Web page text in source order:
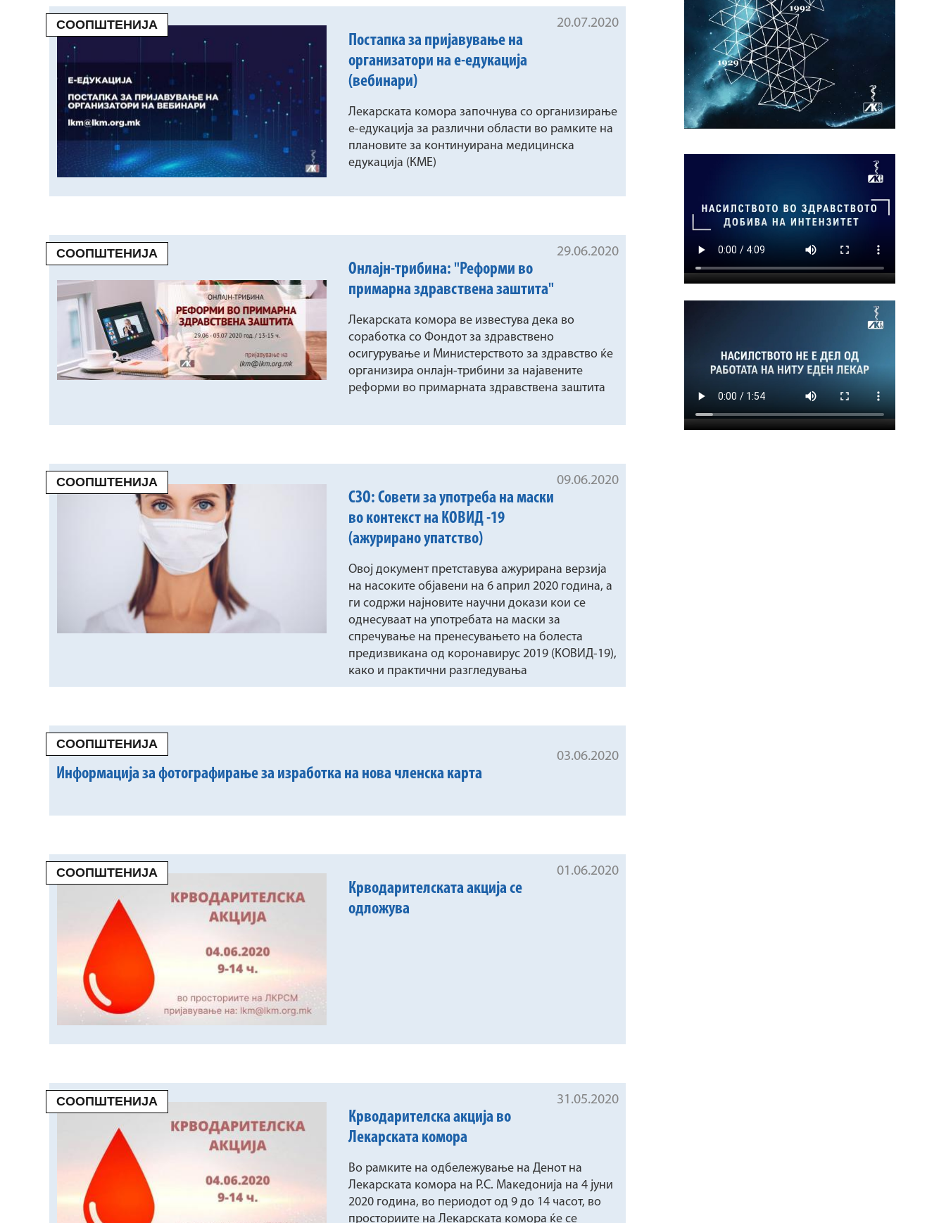
СООПШТЕНИЈА 20.07.2020
Постапка за пријавување на
организатори на е-едукација
(вебинари)
Лекарската комора започнува со организирање
е-едукација за различни области во рамките на
плановите за континуирана медицинска
едукација (КМЕ)
СООПШТЕНИЈА 29.06.2020
Онлајн-трибина: "Реформи во
примарна здравствена заштита"
Лекарската комора ве известува дека во
соработка со Фондот за здравствено
осигурување и Министерството за здравство ќе
организира онлајн-трибини за најавените
реформи во примарната здравствена заштита
СООПШТЕНИЈА 09.06.2020
СЗО: Совети за употреба на маски
во контекст на КОВИД -19
(ажурирано упатство)
Овој документ претставува ажурирана верзија
на насоките објавени на 6 април 2020 година, а
ги содржи најновите научни докази кои се
однесуваат на употребата на маски за
спречување на пренесувањето на болеста
предизвикана од коронавирус 2019 (КОВИД-19),
како и практични разгледувања
СООПШТЕНИЈА
03.06.2020
Информација за фотографирање за изработка на нова членска карта
СООПШТЕНИЈА 01.06.2020
Крводарителската акција се
одложува
СООПШТЕНИЈА 31.05.2020
Крводарителска акција во
Лекарската комора
Во рамките на одбележување на Денот на
Лекарската комора на Р.С. Македонија на 4 јуни
2020 година, во периодот од 9 до 14 часот, во
просториите на Лекарската комора ќе се